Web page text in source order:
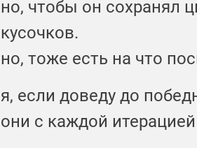
но, чтобы он сохранял
кусочков.
но, тоже есть на что
я, если доведу до
они с каждой